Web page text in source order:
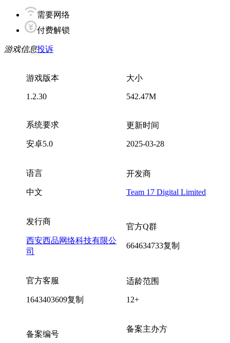
需要网络
付费解锁
游戏信息投诉
游戏版本
1.2.30
大小
542.47M
系统要求
安卓5.0
更新时间
2025-03-28
语言
中文
开发商
Team 17 Digital Limited
发行商
西安西品网络科技有限公
司
官方Q群
664634733复制
官方客服
1643403609复制
适龄范围
12+
备案编号
备案主办方